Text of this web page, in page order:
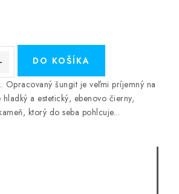
DO KOŠÍKA
Opracovaný šungit je veľmi príjemný na
a estetický, ebenovo čierny,
ktorý do seba pohlcuje...